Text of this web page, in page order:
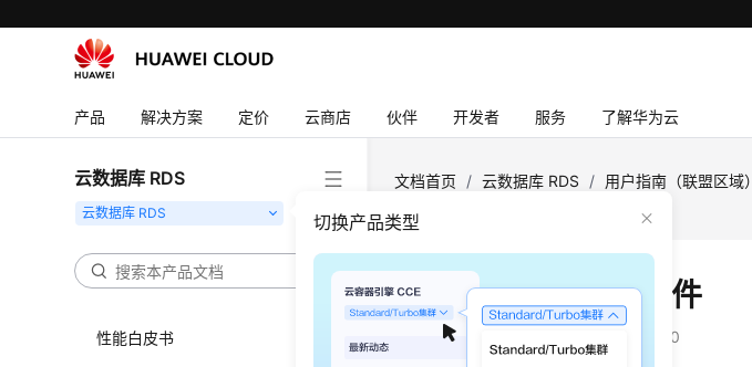
产品 解决方案 定价 云商店 伙伴 开发者 服务 了解华为云
云数据库 RDS
切换产品类型
计费说明
快速入门
内核介绍
用户指南
性能白皮书
文档首页 / 云数据库 RDS / 用户指南（联盟区域）
使用pg_repack插件
更新时间： 2026-04-24 GMT+08:00